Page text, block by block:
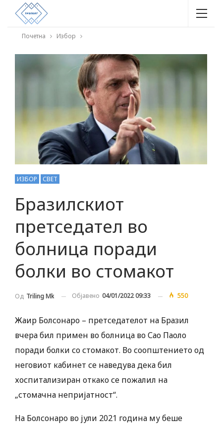
Почетна Избор
ИЗБОР СВЕТ
Бразилскиот
претседател во
болница поради
болки во стомакот
Од Triling Mk Објавено 04/01/2022 09:33 550
Жаир Болсонаро – претседателот на Бразил
вчера бил примен во болница во Сао Паоло
поради болки со стомакот. Во соопштението од
неговиот кабинет се наведува дека бил
хоспитализиран откако се пожалил на
„стомачна непријатност“.
На Болсонаро во јули 2021 година му беше